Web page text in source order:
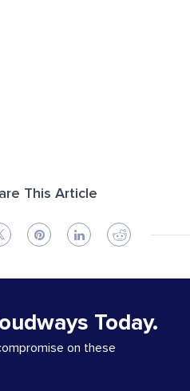
This Article
Today.
on these